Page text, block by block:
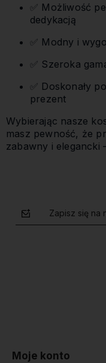
✅ Możliwość
dedykacją
✅ Modny i
✅ Szeroka
✅ Doskonały
prezent
Wybierając nasze
masz pewność, że
zabawny i elegancki
Zapisz się na
Moje konto